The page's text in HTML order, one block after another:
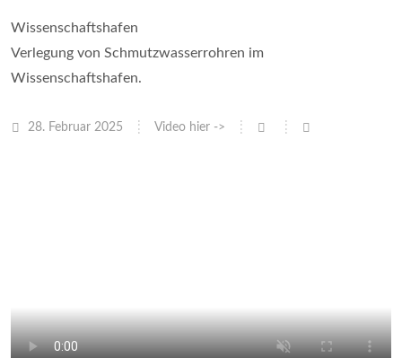
Wissenschaftshafen
Verlegung von Schmutzwasserrohren im
Wissenschaftshafen.
28. Februar 2025 Video hier ->